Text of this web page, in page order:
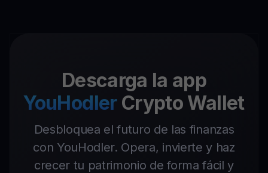
Descarga la app
YouHodler Crypto Wallet
Desbloquea el futuro de las finanzas
con YouHodler. Opera, invierte y haz
crecer tu patrimonio de forma fácil y